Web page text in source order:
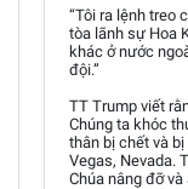
“Tôi ra lệnh treo
tòa lãnh sự Hoa
khác ở nước
đội.”
TT Trump viết
Chúng ta khóc
thân bị chết và
Vegas, Nevada.
Chúa nâng đỡ